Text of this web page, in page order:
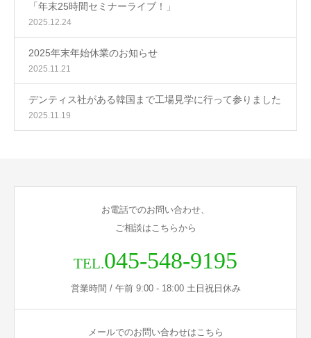
「年末25時間セミナーライブ！」
2025.12.24
2025年末年始休業のお知らせ
2025.11.21
デンティス社がある韓国まで工場見学に行って参りました
2025.11.19
お電話でのお問い合わせ、
ご相談はこちらから
TEL.045-548-9195
営業時間 / 午前 9:00 - 18:00 土日祝日休み
メールでのお問い合わせはこちら